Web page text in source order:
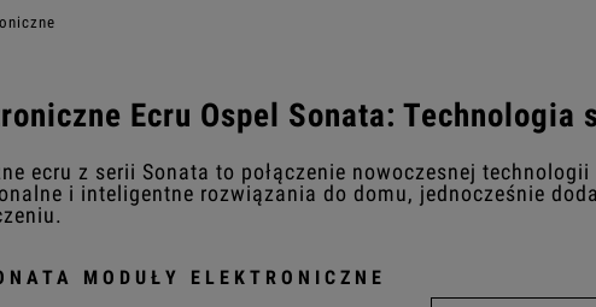
Ecru Ospel Sonata: Technologia
ecru z serii Sonata to połączenie nowoczesnej
i inteligentne rozwiązania do domu, jednocześnie
MODUŁY ELEKTRONICZNE